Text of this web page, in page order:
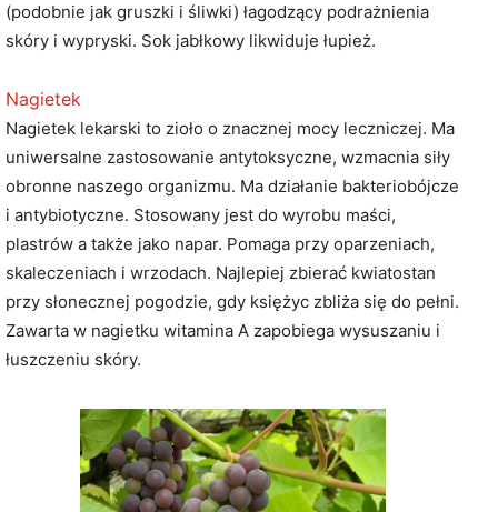
(podobnie jak gruszki i śliwki) łagodzący podrażnienia
skóry i wypryski. Sok jabłkowy likwiduje łupież.
Nagietek
Nagietek lekarski to zioło o znacznej mocy leczniczej. Ma
uniwersalne zastosowanie antytoksyczne, wzmacnia siły
obronne naszego organizmu. Ma działanie bakteriobójcze
i antybiotyczne. Stosowany jest do wyrobu maści,
plastrów a także jako napar. Pomaga przy oparzeniach,
skaleczeniach i wrzodach. Najlepiej zbierać kwiatostan
przy słonecznej pogodzie, gdy księżyc zbliża się do pełni.
Zawarta w nagietku witamina A zapobiega wysuszaniu i
łuszczeniu skóry.